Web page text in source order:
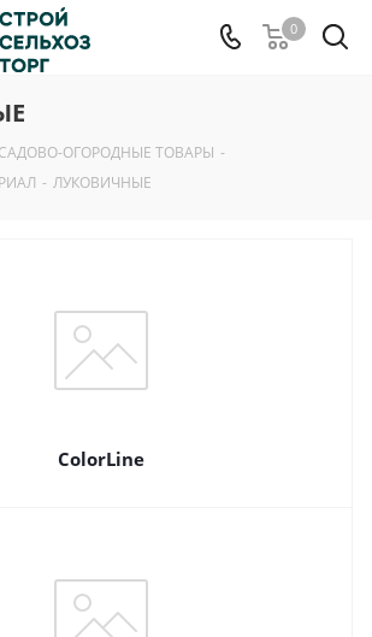
0
САДОВО-ОГОРОДНЫЕ ТОВАРЫ -
- ЛУКОВИЧНЫЕ
ColorLine